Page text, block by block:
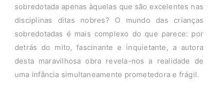
sobredotada apenas àquelas que são excelentes nas
disciplinas ditas nobres? O mundo das crianças
sobredotadas é mais complexo do que parece: por
detrás do mito, fascinante e inquietante, a autora
desta maravilhosa obra revela-nos a realidade de
uma infância simultaneamente prometedora e frágil.